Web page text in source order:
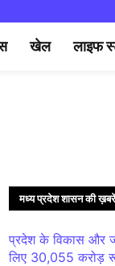
खेल लाइफ
मध्य प्रदेश शासन की ख़बरें
प्रदेश के विकास और
लिए 30,055 करोड़